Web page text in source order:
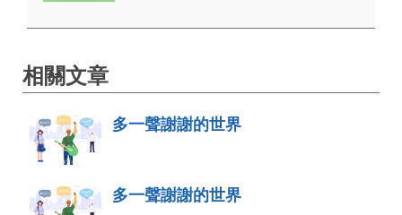
相關文章
多一聲謝謝的世界
多一聲謝謝的世界